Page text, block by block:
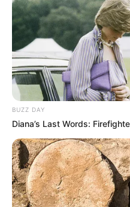
Категорії
Без рубрики
Гарячi
Культура
Нам пишуть
Партнерські матеріали
Події
BUZZ DAY
Diana’s Last Words: